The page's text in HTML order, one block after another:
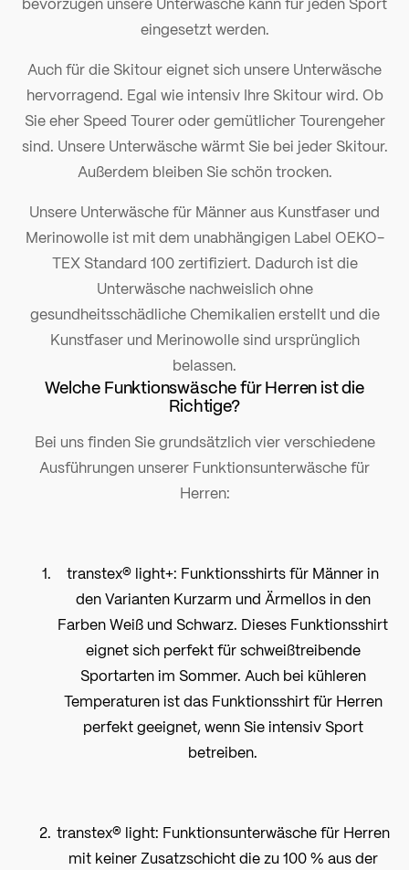
eingesetzt werden.
Auch für die Skitour eignet sich unsere Unterwäsche
hervorragend. Egal wie intensiv Ihre Skitour wird. Ob
Sie eher Speed Tourer oder gemütlicher Tourengeher
sind. Unsere Unterwäsche wärmt Sie bei jeder Skitour.
Außerdem bleiben Sie schön trocken.
Unsere Unterwäsche für Männer aus Kunstfaser und
Merinowolle ist mit dem unabhängigen Label OEKO-
TEX Standard 100 zertifiziert. Dadurch ist die
Unterwäsche nachweislich ohne
gesundheitsschädliche Chemikalien erstellt und die
Kunstfaser und Merinowolle sind ursprünglich
belassen.
Welche Funktionswäsche für Herren ist die
Richtige?
Bei uns finden Sie grundsätzlich vier verschiedene
Ausführungen unserer Funktionsunterwäsche für
Herren:
transtex® light+: Funktionsshirts für Männer in
den Varianten Kurzarm und Ärmellos in den
Farben Weiß und Schwarz. Dieses Funktionsshirt
eignet sich perfekt für schweißtreibende
Sportarten im Sommer. Auch bei kühleren
Temperaturen ist das Funktionsshirt für Herren
perfekt geeignet, wenn Sie intensiv Sport
betreiben.
transtex® light: Funktionsunterwäsche für Herren
mit keiner Zusatzschicht die zu 100 % aus der